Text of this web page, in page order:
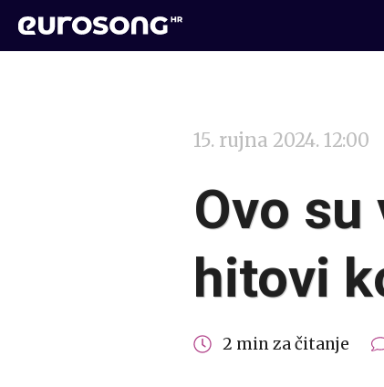
15. rujna 2024. 12:00
Ovo
hitovi
2 min za čitanje